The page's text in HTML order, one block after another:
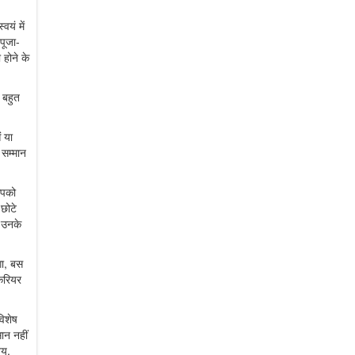
में
होने के
बहुत
उनके
बस
नहीं